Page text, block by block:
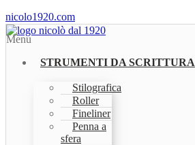
nicolo1920.com
Menu
STRUMENTI DA SCRITTURA
Stilografica
Roller
Fineliner
Penna a
sfera